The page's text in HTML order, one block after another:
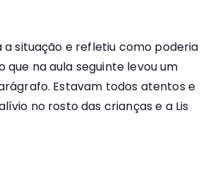
a situação e refletiu como poderia
na aula seguinte levou um
Estavam todos atentos e
no rosto das crianças e a Lis